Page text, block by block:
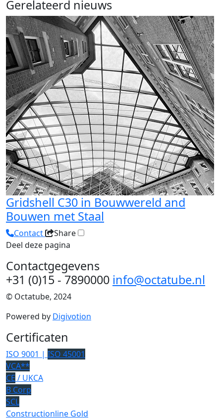
Gerelateerd nieuws
Gridshell C30 in Bouwwereld and
Bouwen met Staal
Contact
Share
Deel deze pagina
Contactgegevens
+31 (0)15 - 7890000 info@octatube.nl
© Octatube, 2024
Powered by Digivotion
Certificaten
ISO 9001 | ISO 45001
VCA**
CE / UKCA
B Corp
SCL
Constructionline Gold